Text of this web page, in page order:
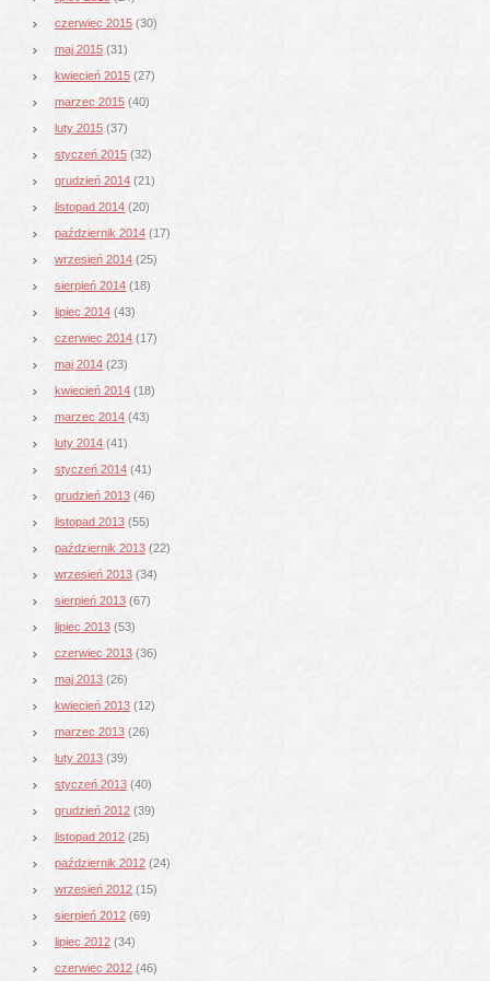
czerwiec 2015 (30)
maj 2015 (31)
kwiecień 2015 (27)
marzec 2015 (40)
luty 2015 (37)
styczeń 2015 (32)
grudzień 2014 (21)
listopad 2014 (20)
październik 2014 (17)
wrzesień 2014 (25)
sierpień 2014 (18)
lipiec 2014 (43)
czerwiec 2014 (17)
maj 2014 (23)
kwiecień 2014 (18)
marzec 2014 (43)
luty 2014 (41)
styczeń 2014 (41)
grudzień 2013 (46)
listopad 2013 (55)
październik 2013 (22)
wrzesień 2013 (34)
sierpień 2013 (67)
lipiec 2013 (53)
czerwiec 2013 (36)
maj 2013 (26)
kwiecień 2013 (12)
marzec 2013 (26)
luty 2013 (39)
styczeń 2013 (40)
grudzień 2012 (39)
listopad 2012 (25)
październik 2012 (24)
wrzesień 2012 (15)
sierpień 2012 (69)
lipiec 2012 (34)
czerwiec 2012 (46)